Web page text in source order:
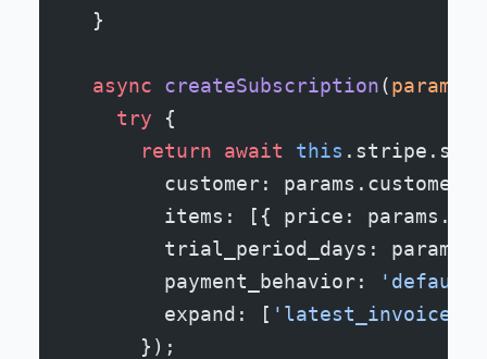
  }
  async
createSubscription(params
    try
{
      return
await this
customer:
items: [{ price:
trial_period_days:
        payment_behavior:
        expand: [
      });